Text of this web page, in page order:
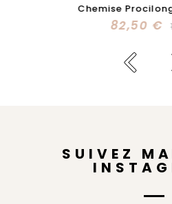
Chemise
82,50 €
SUIVEZ